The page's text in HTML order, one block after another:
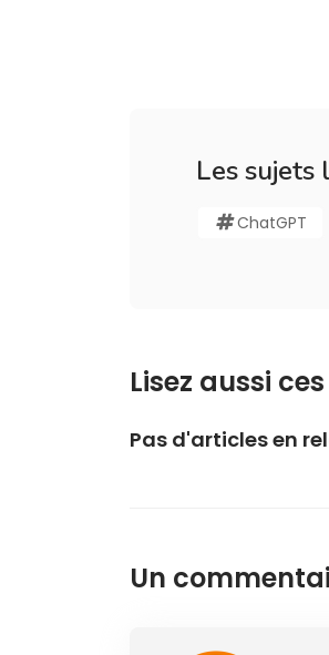
Les sujets
ChatGPT
Lisez aussi
Pas d'articles en
Un